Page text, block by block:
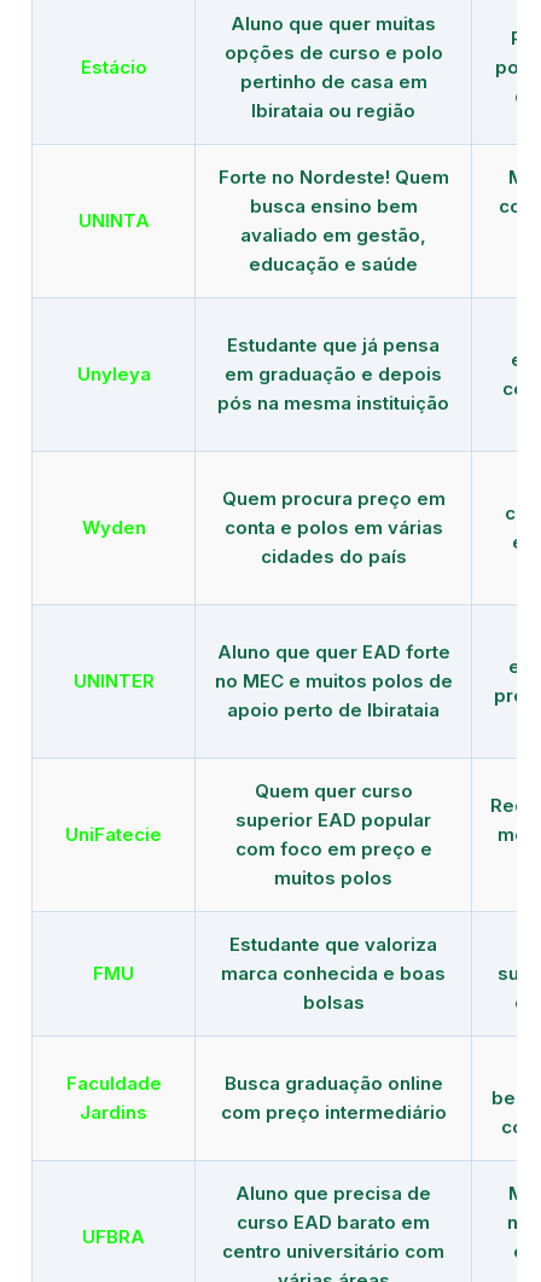
Estácio
Aluno que quer muitas
opções de curso e polo
pertinho de casa em
Ibirataia ou região
UNINTA
Forte no Nordeste! Quem
busca ensino bem
avaliado em gestão,
educação e saúde
Unyleya
Estudante que já pensa
em graduação e depois
pós na mesma instituição
Wyden
Quem procura preço em
conta e polos em várias
cidades do país
UNINTER
Aluno que quer EAD forte
no MEC e muitos polos de
apoio perto de Ibirataia
UniFatecie
Quem quer curso
superior EAD popular
com foco em preço e
muitos polos
FMU
Estudante que valoriza
marca conhecida e boas
bolsas
Faculdade
Jardins
Busca graduação online
com preço intermediário
UFBRA
Aluno que precisa de
curso EAD barato em
centro universitário com